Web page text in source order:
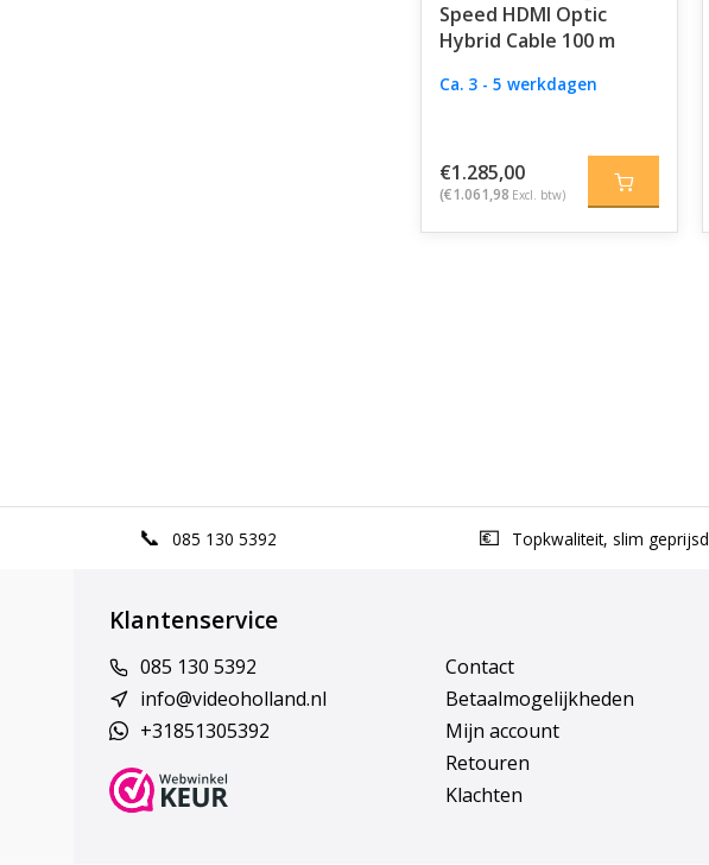
Speed HDMI Optic
Hybrid Cable 100 m
Ca. 3 - 5 werkdagen
€1.285,00
(€1.061,98 Excl. btw)
085 130 5392 Topkwaliteit, slim geprijsd
Klantenservice
085 130 5392
info@videoholland.nl
+31851305392
Contact
Betaalmogelijkheden
Mijn account
Retouren
Klachten